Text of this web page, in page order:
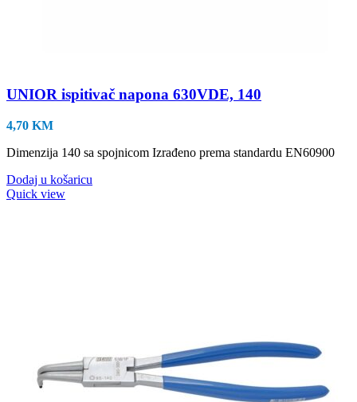
UNIOR ispitivač napona 630VDE, 140
4,70 KM
Dimenzija 140 sa spojnicom Izrađeno prema standardu EN60900
Dodaj u košaricu
Quick view